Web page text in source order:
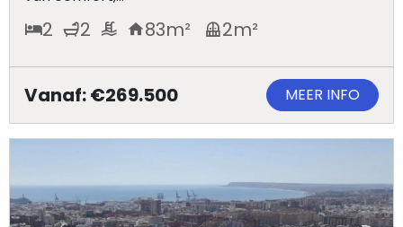
Home
Lopende
projecten
2 2 83m² 2m²
Vanaf: €269.500 MEER INFO